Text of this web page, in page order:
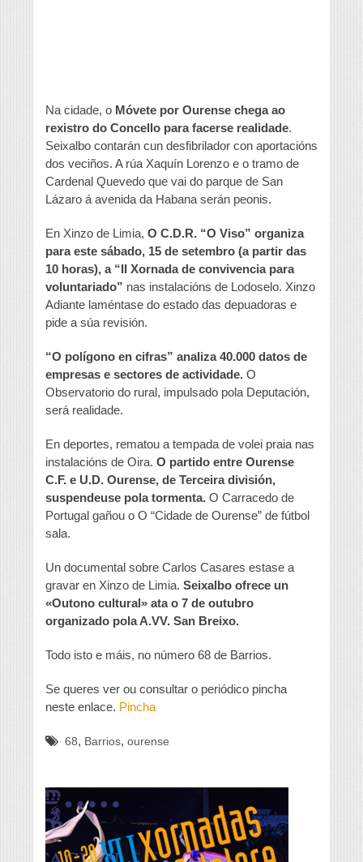
Na cidade, o Móvete por Ourense chega ao
rexistro do Concello para facerse realidade.
Seixalbo contarán cun desfibrilador con aportacións
dos veciños. A rúa Xaquín Lorenzo e o tramo de
Cardenal Quevedo que vai do parque de San
Lázaro á avenida da Habana serán peonis.
En Xinzo de Limia, O C.D.R. “O Viso” organiza
para este sábado, 15 de setembro (a partir das
10 horas), a “II Xornada de convivencia para
voluntariado” nas instalacións de Lodoselo. Xinzo
Adiante laméntase do estado das depuadoras e
pide a súa revisión.
“O polígono en cifras” analiza 40.000 datos de
empresas e sectores de actividade. O
Observatorio do rural, impulsado pola Deputación,
será realidade.
En deportes, rematou a tempada de volei praia nas
instalacións de Oira. O partido entre Ourense
C.F. e U.D. Ourense, de Terceira división,
suspendeuse pola tormenta. O Carracedo de
Portugal gañou o O “Cidade de Ourense” de fútbol
sala.
Un documental sobre Carlos Casares estase a
gravar en Xinzo de Limia. Seixalbo ofrece un
«Outono cultural» ata o 7 de outubro
organizado pola A.VV. San Breixo.
Todo isto e máis, no número 68 de Barrios.
Se queres ver ou consultar o periódico pincha
neste enlace. Pincha
68, Barrios, ourense